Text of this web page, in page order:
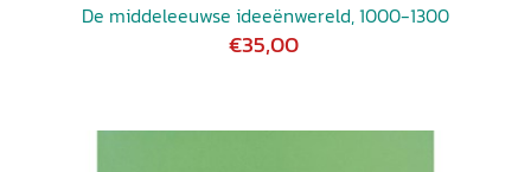
De middeleeuwse ideeënwereld, 1000-1300
€35,00